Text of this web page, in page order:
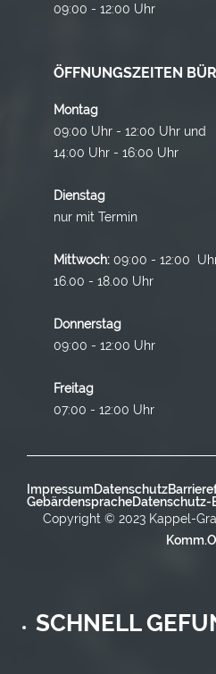
09:00 - 12:00 Uhr
ÖFFNUNGSZEITEN
Montag
09:00 Uhr - 12:00 Uhr und
14:00 Uhr - 16:00 Uhr
Dienstag
nur mit Termin
Mittwoch: 09:00 - 12:00
16.00 - 18.00 Uhr
Donnerstag
09:00 - 12:00 Uhr
Freitag
07:00 -
ImpressumDatenschutz
GebärdenspracheDatenschutz-
Copyright © 2023 Kappel-
SCHNELL